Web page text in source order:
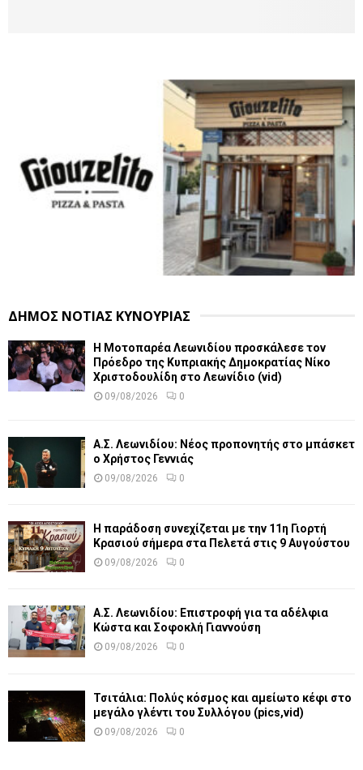
ΔΗΜΟΣ ΝΟΤΙΑΣ ΚΥΝΟΥΡΙΑΣ
Η Μοτοπαρέα Λεωνιδίου προσκάλεσε τον
Πρόεδρο της Κυπριακής Δημοκρατίας Νίκο
Χριστοδουλίδη στο Λεωνίδιο (vid)
09/08/2026 0
Α.Σ. Λεωνιδίου: Νέος προπονητής στο μπάσκετ
ο Χρήστος Γεννιάς
09/08/2026 0
Η παράδοση συνεχίζεται με την 11η Γιορτή
Κρασιού σήμερα στα Πελετά στις 9 Αυγούστου
09/08/2026 0
Α.Σ. Λεωνιδίου: Επιστροφή για τα αδέλφια
Κώστα και Σοφοκλή Γιαννούση
09/08/2026 0
Τσιτάλια: Πολύς κόσμος και αμείωτο κέφι στο
μεγάλο γλέντι του Συλλόγου (pics,vid)
09/08/2026 0